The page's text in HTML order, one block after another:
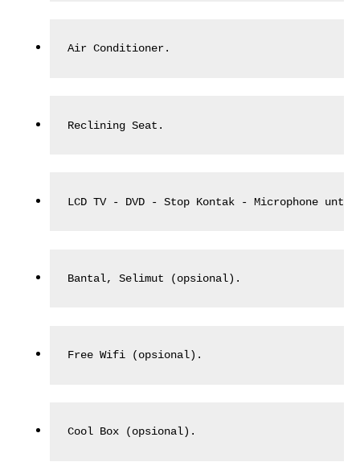
Air Conditioner.
Reclining Seat.
LCD TV - DVD - Stop Kontak - Microphone
Bantal, Selimut (opsional).
Free Wifi (opsional).
Cool Box (opsional).